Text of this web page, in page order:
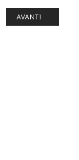
TRENITALIA
ARTICOLO
AVANTI